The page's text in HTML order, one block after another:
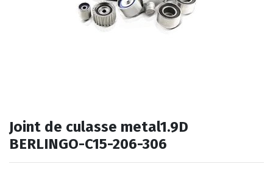
Joint de culasse metal1.9D
BERLINGO-C15-206-306